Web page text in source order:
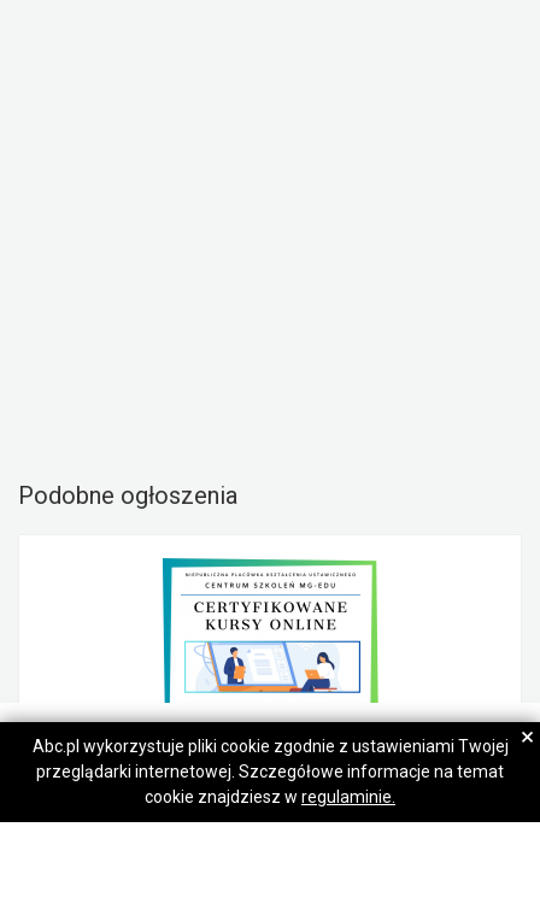
Napisz wiadomość
Napisz wiadomość
Podobne ogłoszenia
Specjalista rekrutacji pracowników, kurs
Abc.pl wykorzystuje pliki cookie zgodnie z ustawieniami Twojej
przeglądarki internetowej. Szczegółowe informacje na temat
cookie znajdziesz w regulaminie.
×